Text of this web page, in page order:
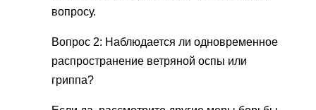
вопросу.
Вопрос 2: Наблюдается ли одновременное
распространение ветряной оспы или
гриппа?